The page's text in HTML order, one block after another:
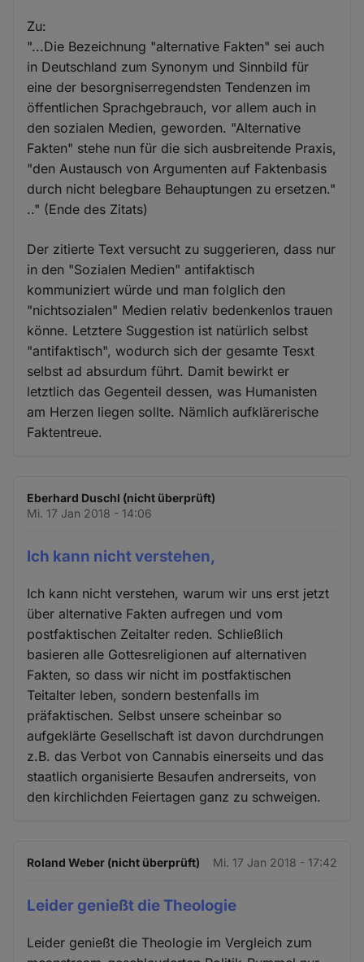
Zu:
"...Die Bezeichnung "alternative Fakten" sei auch
in Deutschland zum Synonym und Sinnbild für
eine der besorgniserregendsten Tendenzen im
öffentlichen Sprachgebrauch, vor allem auch in
den sozialen Medien, geworden. "Alternative
Fakten" stehe nun für die sich ausbreitende Praxis,
"den Austausch von Argumenten auf Faktenbasis
durch nicht belegbare Behauptungen zu ersetzen."
.." (Ende des Zitats)
Der zitierte Text versucht zu suggerieren, dass nur
in den "Sozialen Medien" antifaktisch
kommuniziert würde und man folglich den
"nichtsozialen" Medien relativ bedenkenlos trauen
könne. Letztere Suggestion ist natürlich selbst
"antifaktisch", wodurch sich der gesamte Tesxt
selbst ad absurdum führt. Damit bewirkt er
letztlich das Gegenteil dessen, was Humanisten
am Herzen liegen sollte. Nämlich aufklärerische
Faktentreue.
Eberhard Duschl (nicht überprüft)
Mi. 17 Jan 2018 - 14:06
Ich kann nicht verstehen,
Ich kann nicht verstehen, warum wir uns erst jetzt
über alternative Fakten aufregen und vom
postfaktischen Zeitalter reden. Schließlich
basieren alle Gottesreligionen auf alternativen
Fakten, so dass wir nicht im postfaktischen
Teitalter leben, sondern bestenfalls im
präfaktischen. Selbst unsere scheinbar so
aufgeklärte Gesellschaft ist davon durchdrungen
z.B. das Verbot von Cannabis einerseits und das
staatlich organisierte Besaufen andrerseits, von
den kirchlichden Feiertagen ganz zu schweigen.
Roland Weber (nicht überprüft) Mi. 17 Jan 2018 - 17:42
Leider genießt die Theologie
Leider genießt die Theologie im Vergleich zum